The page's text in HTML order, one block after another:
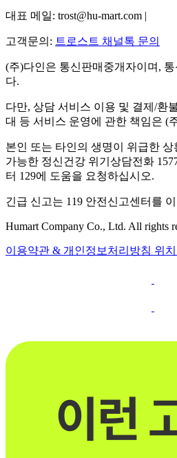
대표 메일: trost@hu-mart.com |
고객문의: 트로스트 채널톡 문의
(주)다인은 통신판매중개자이며,
다.
다만, 상담 서비스 이용 및 결제/환
대 등 서비스 운영에 관한 책임은 (
본인 또는 타인의 생명이 위급한
가능한 정신건강 위기상담전화
터 129에 도움을 요청하십시오.
긴급 신고는 119 안전신고센터를
Humart Company Co., Ltd. All rights
이용약관 & 개인정보처리방침 위